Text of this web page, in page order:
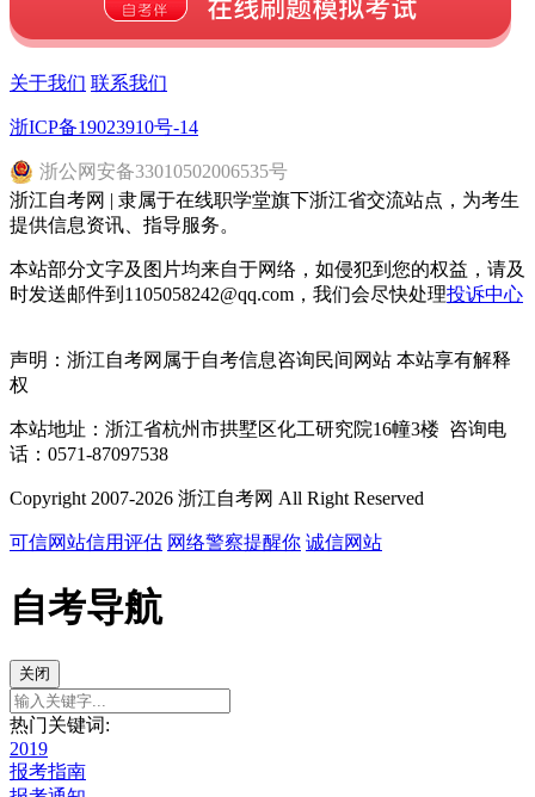
关于我们 联系我们
浙ICP备19023910号-14
浙公网安备33010502006535号
浙江自考网 | 隶属于在线职学堂旗下浙江省交流站点，为考生
提供信息资讯、指导服务。
本站部分文字及图片均来自于网络，如侵犯到您的权益，请及
时发送邮件到1105058242@qq.com，我们会尽快处理投诉中心
声明：浙江自考网属于自考信息咨询民间网站 本站享有解释
权
本站地址：浙江省杭州市拱墅区化工研究院16幢3楼 咨询电
话：0571-87097538
Copyright 2007-2026 浙江自考网 All Right Reserved
可信网站信用评估 网络警察提醒你 诚信网站
自考导航
关闭
热门关键词:
2019
报考指南